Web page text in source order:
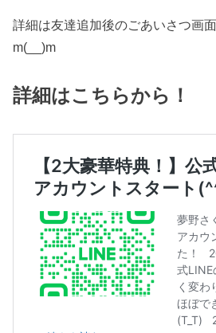
詳細は友達追加後のごあいさつ画
m(__)m
詳細はこちらから！